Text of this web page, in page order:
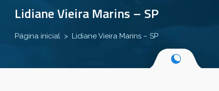
Lidiane Vieira Marins – SP
Página inicial Lidiane Vieira Marins – SP